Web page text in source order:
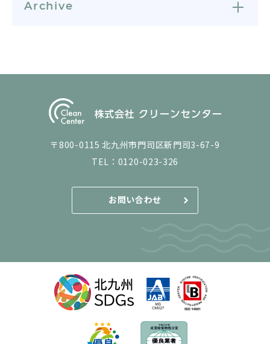
Archive
〒800-0115 北九州市門司区新門司3-67-9
TEL： 0120-023-326
お問い合わせ